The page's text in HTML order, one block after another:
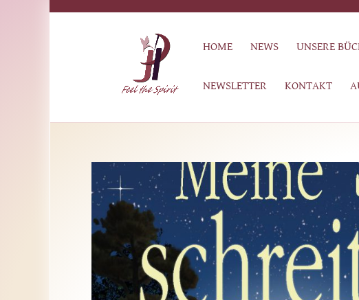
HOME NEWS UNSERE
NEWSLETTER KONTAKT